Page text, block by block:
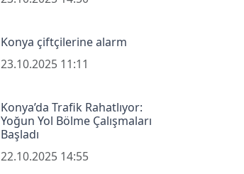
Konya çiftçilerine alarm
23.10.2025 11:11
Konya’da Trafik Rahatlıyor:
Yoğun Yol Bölme Çalışmaları
Başladı
22.10.2025 14:55